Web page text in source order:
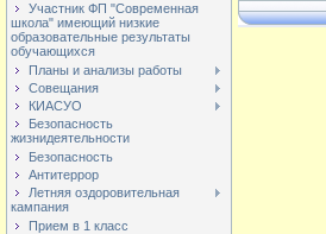
Участник ФП "Современная
школа" имеющий низкие
образовательные результаты
обучающихся
Планы и анализы работы
Совещания
КИАСУО
Безопасность
жизнидеятельности
Безопасность
Антитеррор
Летняя оздоровительная
кампания
Прием в 1 класс